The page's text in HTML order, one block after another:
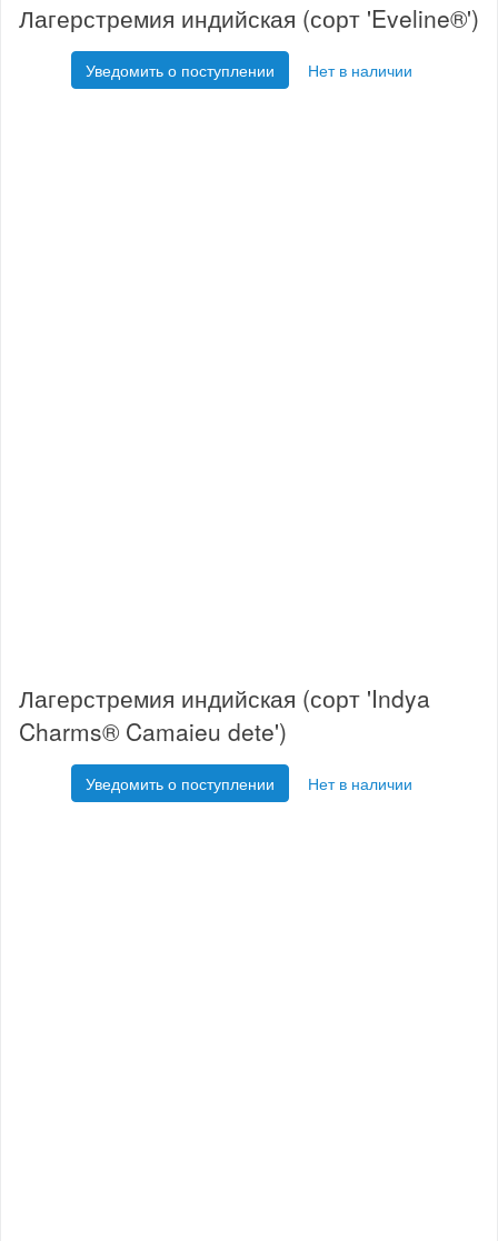
Лагерстремия индийская (сорт 'Eveline®')
Уведомить о поступлении Нет в наличии
Лагерстремия индийская (сорт 'Indya
Charms® Camaieu dete')
Уведомить о поступлении Нет в наличии